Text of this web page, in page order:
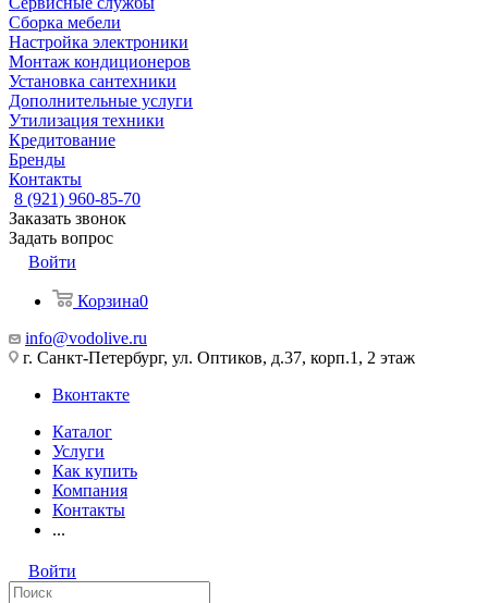
Сборка мебели
Настройка электроники
Монтаж кондиционеров
Установка сантехники
Дополнительные услуги
Утилизация техники
Кредитование
Бренды
Контакты
8 (921) 960-85-70
Заказать звонок
Задать вопрос
Войти
Корзина0
info@vodolive.ru
г. Санкт-Петербург, ул. Оптиков, д.37, корп.1, 2 этаж
Вконтакте
Каталог
Услуги
Как купить
Компания
Контакты
...
Войти